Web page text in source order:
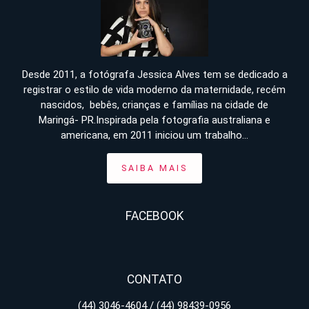
Desde 2011, a fotógrafa Jessica Alves tem se dedicado a
registrar o estilo de vida moderno da maternidade, recém
nascidos, bebês, crianças e famílias na cidade de
Maringá- PR.Inspirada pela fotografia australiana e
americana, em 2011 iniciou um trabalho...
SAIBA MAIS
FACEBOOK
CONTATO
(44) 3046-4604 / (44) 98439-0956